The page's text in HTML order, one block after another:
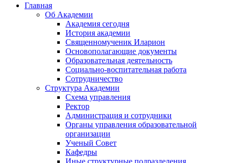
Главная
Об Академии
Академия сегодня
История академии
Священномученик Иларион
Основополагающие документы
Образовательная деятельность
Социально-воспитательная работа
Сотрудничество
Структура Академии
Схема управления
Ректор
Администрация и сотрудники
Органы управления образовательной
организации
Ученый Совет
Кафедры
Иные структурные подразделения